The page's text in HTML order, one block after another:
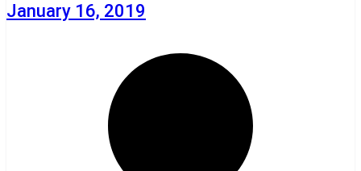
January 16, 2019